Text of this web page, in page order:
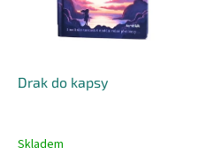
Drak do kapsy
Skladem